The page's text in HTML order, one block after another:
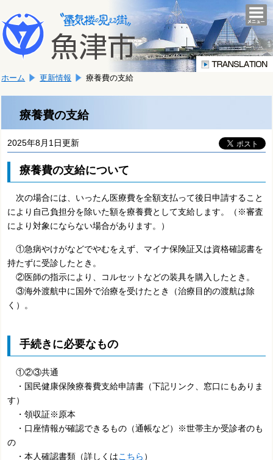
文
へ
移
ま
す。
こ
か
文
ホーム 更新情報 療養費の支給
療養費の支給
2025年8月1日更新
療養費の支給について
次の場合には、いったん医療費を全額支払って後日申請すること
により自己負担分を除いた額を療養費として支給します。（※審査
により対象にならない場合があります。）
①急病やけがなどでやむをえず、マイナ保険証又は資格確認書を
持たずに受診したとき。
②医師の指示により、コルセットなどの装具を購入したとき。
③海外渡航中に国外で治療を受けたとき（治療目的の渡航は除
く）。
手続きに必要なもの
①②③共通
・ 国民健康保険療養費支給申請書（下記リンク、窓口にもありま
す）
・領収証※原本
・口座情報が確認できるもの（通帳など）※世帯主か受診者のも
の
・本人確認書類（詳しくはこちら ）